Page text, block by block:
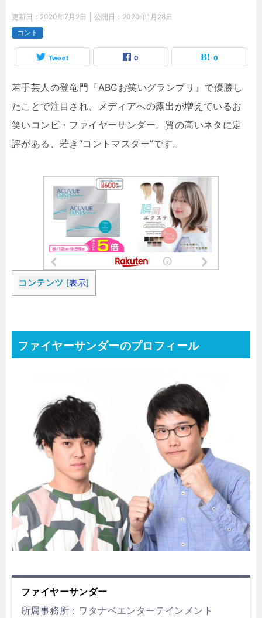
更新日： 2020年7月2日 公開日： 2020年1月28日
コント
Tweet 0 0
若手芸人の登竜門『ABCお笑いグランプリ』で優勝し
たことで注目され、メディアへの露出が増えているお
笑いコンビ・ファイヤーサンダー。質の高いネタに定
評がある、若き“コントマスター”です。
コンテンツ [表示]
ファイヤーサンダーのプロフィール
ファイヤーサンダー
所属事務所：ワタナベエンターテインメント